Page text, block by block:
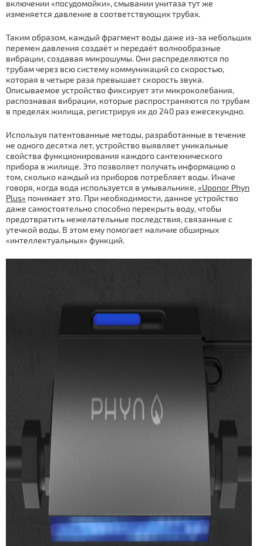
включении «посудомойки», смывании унитаза тут же
изменяется давление в соответствующих трубах.
Таким образом, каждый фрагмент воды даже из-за небольших
перемен давления создаёт и передаёт волнообразные
вибрации, создавая микрошумы. Они распределяются по
трубам через всю систему коммуникаций со скоростью,
которая в четыре раза превышает скорость звука.
Описываемое устройство фиксирует эти микроколебания,
распознавая вибрации, которые распространяются по трубам
в пределах жилища, регистрируя их до 240 раз ежесекундно.
Используя патентованные методы, разработанные в течение
не одного десятка лет, устройство выявляет уникальные
свойства функционирования каждого сантехнического
прибора в жилище. Это позволяет получать информацию о
том, сколько каждый из приборов потребляет воды. Иначе
говоря, когда вода используется в умывальнике,«Uponor Phyn
Plus» понимает это. При необходимости, данное устройство
даже самостоятельно способно перекрыть воду, чтобы
предотвратить нежелательные последствия, связанные с
утечкой воды. В этом ему помогает наличие обширных
«интеллектуальных» функций.